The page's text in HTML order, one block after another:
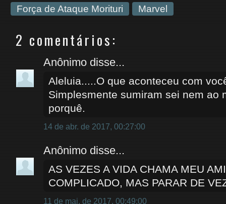
Força de Ataque Morituri Marvel
2 comentários:
Anônimo disse...
Aleluia.....O que aconteceu com
Simplesmente sumiram sei nem ao
porquê.
14 de abr. de 2017, 00:27:00
Anônimo disse...
AS VEZES A VIDA CHAMA MEU
COMPLICADO, MAS PARAR DE
11 de mai. de 2017, 00:49:00